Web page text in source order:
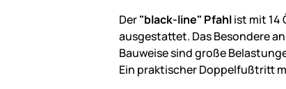
Der"black-line" Pfahlist mit 14
ausgestattet. Das Besondere
Bauweise sind große
Ein praktischer Doppelfußtritt